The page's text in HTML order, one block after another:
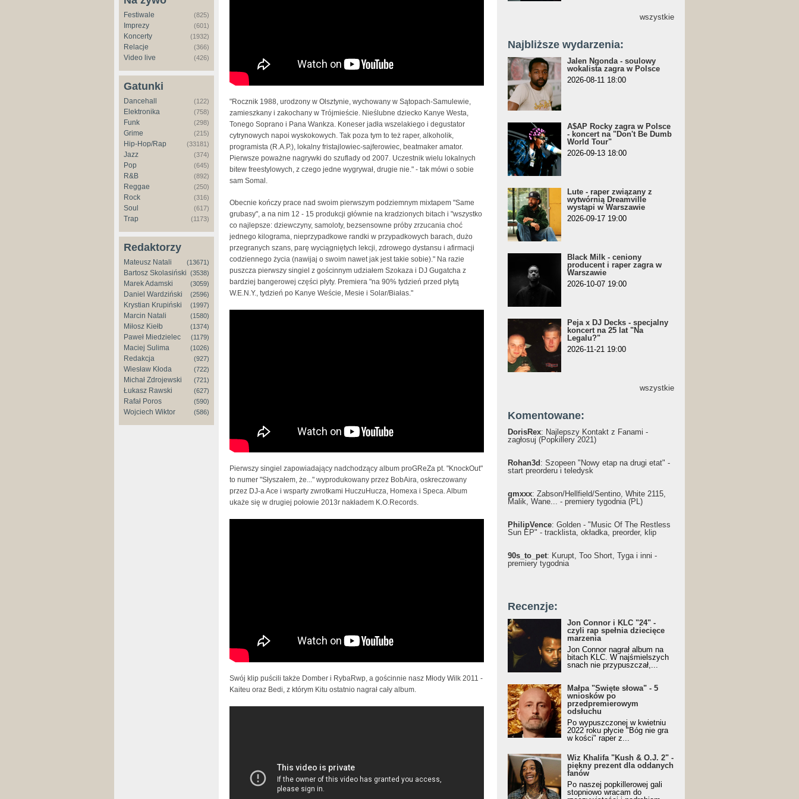
Festiwale (825)
Imprezy (601)
Koncerty (1932)
Relacje (366)
Video live (426)
Gatunki
Dancehall (122)
Elektronika (758)
Funk (298)
Grime (215)
Hip-Hop/Rap (33181)
Jazz (374)
Pop (645)
R&B (892)
Reggae (250)
Rock (316)
Soul (617)
Trap (1173)
Redaktorzy
Mateusz Natali (13671)
Bartosz Skolasiński (3538)
Marek Adamski (3059)
Daniel Wardziński (2596)
Krystian Krupiński (1997)
Marcin Natali (1580)
Miłosz Kiełb (1374)
Paweł Miedzielec (1179)
Maciej Sulima (1026)
Redakcja (927)
Wiesław Kłoda (722)
Michał Zdrojewski (721)
Łukasz Rawski (627)
Rafał Poros (590)
Wojciech Wiktor (586)
"Rocznik 1988, urodzony w Olsztynie, wychowany w Sątopach-Samulewie,
zamieszkany i zakochany w Trójmieście. Nieślubne dziecko Kanye Westa,
Tonego Soprano i Pana Wankza. Koneser jadła wszelakiego i degustator
cytrynowych napoi wyskokowych. Tak poza tym to też raper, alkoholik,
programista (R.A.P.), lokalny fristajlowiec-sajferowiec, beatmaker amator.
Pierwsze poważne nagrywki do szuflady od 2007. Uczestnik wielu lokalnych
bitew freestylowych, z czego jedne wygrywał, drugie nie." - tak mówi o sobie
sam Somal.
Obecnie kończy prace nad swoim pierwszym podziemnym mixtapem "Same
grubasy", a na nim 12 - 15 produkcji głównie na kradzionych bitach i "wszystko
co najlepsze: dziewczyny, samoloty, bezsensowne próby zrzucania choć
jednego kilograma, nieprzypadkowe randki w przypadkowych barach, dużo
przegranych szans, parę wyciągniętych lekcji, zdrowego dystansu i afirmacji
codziennego życia (nawijaj o swoim nawet jak jest takie sobie)." Na razie
puszcza pierwszy singiel z gościnnym udziałem Szokaza i DJ Gugatcha z
bardziej bangerowej części płyty. Premiera "na 90% tydzień przed płytą
W.E.N.Y., tydzień po Kanye Weście, Mesie i Solar/Białas."
Pierwszy singiel zapowiadający nadchodzący album proGReZa pt. "KnockOut"
to numer "Słyszałem, że..." wyprodukowany przez BobAira, oskreczowany
przez DJ-a Ace i wsparty zwrotkami HuczuHucza, Homexa i Speca. Album
ukaże się w drugiej połowie 2013r nakładem K.O.Records.
Swój klip puścili także Domber i RybaRwp, a gościnnie nasz Młody Wilk 2011 -
Kaiteu oraz Bedi, z którym Kitu ostatnio nagrał cały album.
wszystkie
Najbliższe wydarzenia:
Jalen Ngonda - soulowy
wokalista zagra w Polsce
2026-08-11 18:00
A$AP Rocky zagra w Polsce
- koncert na "Don't Be Dumb
World Tour"
2026-09-13 18:00
Lute - raper związany z
wytwórnią Dreamville
wystąpi w Warszawie
2026-09-17 19:00
Black Milk - ceniony
producent i raper zagra w
Warszawie
2026-10-07 19:00
Peja x DJ Decks - specjalny
koncert na 25 lat "Na
Legalu?"
2026-11-21 19:00
wszystkie
Komentowane:
DorisRex: Najlepszy Kontakt z Fanami -
zagłosuj (Popkillery 2021)
Rohan3d : Szopeen "Nowy etap na drugi etat" -
start preorderu i teledysk
gmxxx: Żabson/Hellfield/Sentino, White 2115,
Malik, Wane... - premiery tygodnia (PL)
PhilipVence: Golden - "Music Of The Restless
Sun EP" - tracklista, okładka, preorder, klip
90s_to_pet: Kurupt, Too Short, Tyga i inni -
premiery tygodnia
Recenzje:
Jon Connor i KLC "24" -
czyli rap spełnia dziecięce
marzenia
Jon Connor nagrał album na
bitach KLC. W najśmielszych
snach nie przypuszczał,...
Małpa "Święte słowa" - 5
wniosków po
przedpremierowym
odsłuchu
Po wypuszczonej w kwietniu
2022 roku płycie "Bóg nie gra
w kości" raper z...
Wiz Khalifa "Kush & O.J. 2" -
piękny prezent dla oddanych
fanów
Po naszej popkillerowej gali
stopniowo wracam do